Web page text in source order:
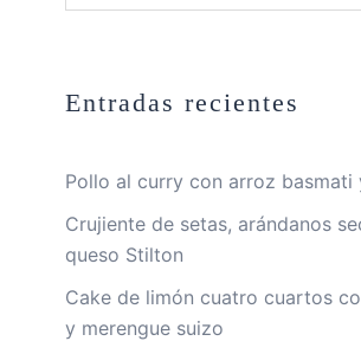
Entradas recientes
Pollo al curry con arroz basmati
Crujiente de setas, arándanos
queso Stilton
Cake de limón cuatro cuartos
y merengue suizo